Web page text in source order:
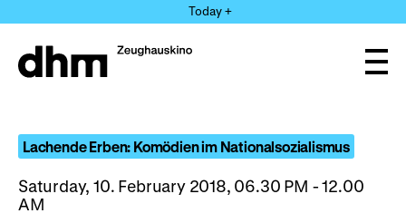
directly
the
Today +
Lachende Erben: Komödien im Nationalsozialismus
Saturday, 10. February 2018, 06.30 PM - 12.00
AM